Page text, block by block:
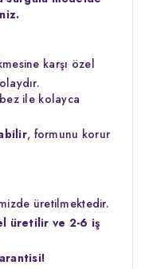
karşı özel
ile kolayca
, formunu korur
üretilmektedir.
üretilir ve 2-6 iş